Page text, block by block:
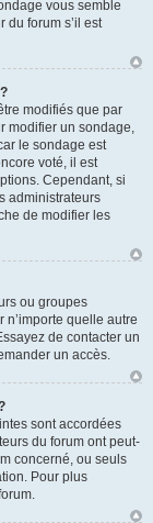
vous semble
du forum s’il est
modifiés que par
modifier un sondage,
le sondage est
voté, il est
Cependant, si
administrateurs
de modifier les
ou groupes
n’importe quelle autre
de contacter un
un accès.
sont accordées
du forum ont peut-
concerné, ou seuls
Pour plus